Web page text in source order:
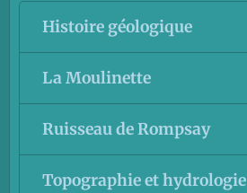
Histoire géologique
La Moulinette
Ruisseau de Rompsay
Topographie et hydrologie